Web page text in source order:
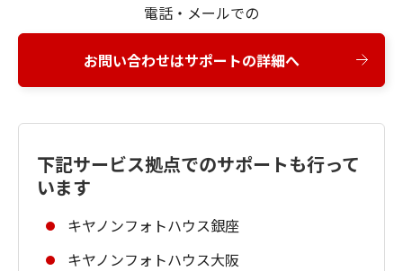
電話・メールでの
お問い合わせはサポートの詳細へ
下記サービス拠点でのサポートも行って
います
キヤノンフォトハウス銀座
キヤノンフォトハウス大阪